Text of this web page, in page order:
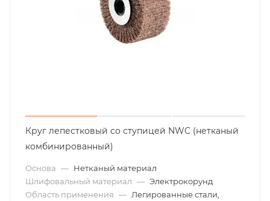
Круг лепестковый со ступицей NWC (нетканый
комбинированный)
Основа — Нетканый материал
Шлифовальный материал — Электрокорунд
Область применения — Легированные стали,